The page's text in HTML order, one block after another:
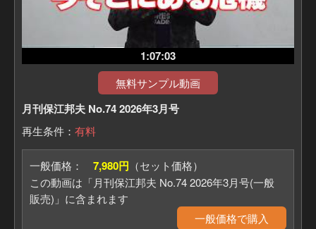
1:07:03
無料サンプル動画
月刊保江邦夫 No.74 2026年3月号
再生条件： 有料
一般価格： 7,980円 （セット価格）
この動画は「月刊保江邦夫 No.74 2026年3月号(一般
販売)」に含まれます
一般価格で購入